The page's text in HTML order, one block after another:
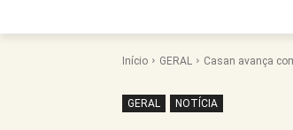
Início GERAL Casan avança
GERAL NOTÍCIA